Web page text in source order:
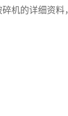
机的详细资料